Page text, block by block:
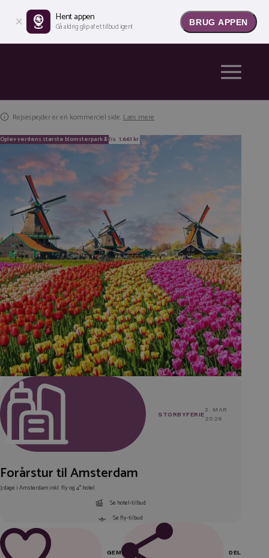
Rejsespejder er en kommerciel side. Læs mere
Oplev verdens største blomsterpark🌷fra 1.661 kr.
STORBYFERIE
3. MAR
2026
Forårstur til Amsterdam
3 dage i Amsterdam inkl. fly og 4* hotel
Se hotel-tilbud
Se fly-tilbud
GEM DEL
Hent appen
Gå aldrig glip af et tilbud igen! BRUG APPEN